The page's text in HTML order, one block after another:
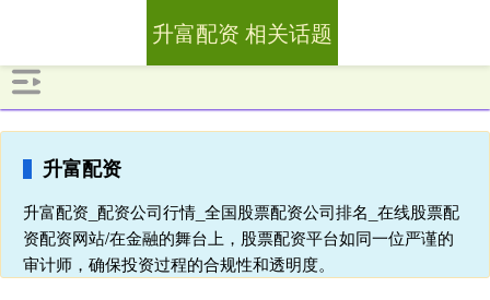
升富配资
升富配资_配资公司行情_全国股票配资公司排名_在线股票配
资配资网站/在金融的舞台上，股票配资平台如同一位严谨的
审计师，确保投资过程的合规性和透明度。
升富配资 相关话题